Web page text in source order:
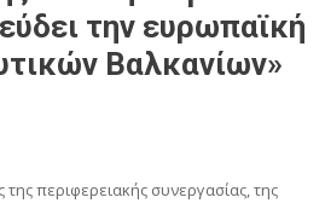
την ευρωπαϊκή
Βαλκανίων»
περιφερειακής συνεργασίας, της